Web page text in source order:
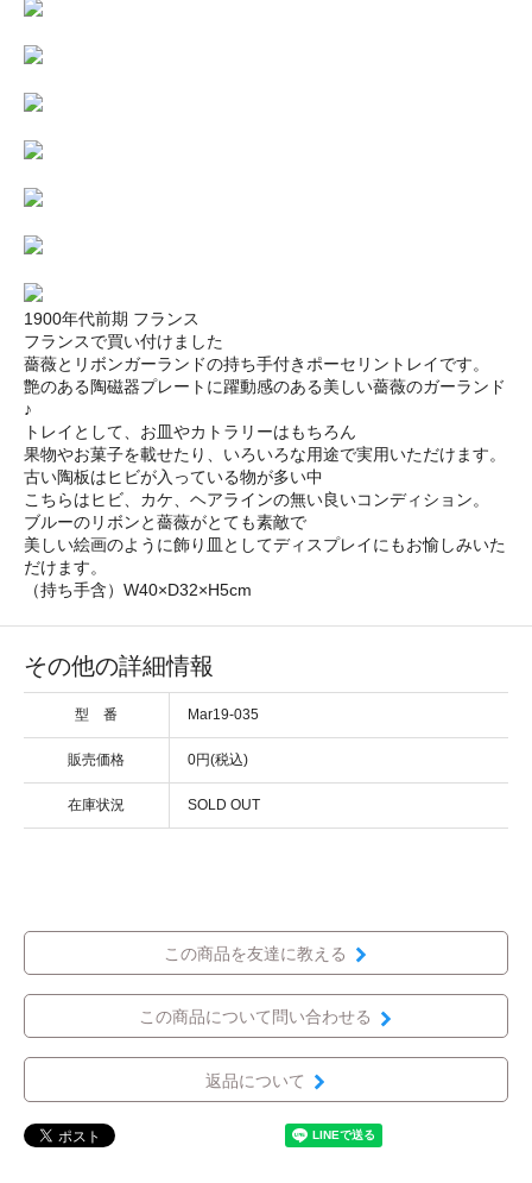
1900年代前期 フランス
フランスで買い付けました
薔薇とリボンガーランドの持ち手付きポーセリントレイです。
艶のある陶磁器プレートに躍動感のある美しい薔薇のガーランド
♪
トレイとして、お皿やカトラリーはもちろん
果物やお菓子を載せたり、いろいろな用途で実用いただけます。
古い陶板はヒビが入っている物が多い中
こちらはヒビ、カケ、ヘアラインの無い良いコンディション。
ブルーのリボンと薔薇がとても素敵で
美しい絵画のように飾り皿としてディスプレイにもお愉しみいた
だけます。
（持ち手含）W40×D32×H5cm
その他の詳細情報
型 番 Mar19-035
販売価格 0円(税込)
在庫状況 SOLD OUT
この商品を友達に教える
この商品について問い合わせる
返品について